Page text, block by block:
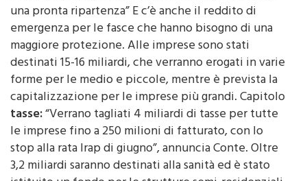
una pronta ripartenza” E c’è anche il reddito di
emergenza per le fasce che hanno bisogno di una
maggiore protezione. Alle imprese sono stati
destinati 15-16 miliardi, che verranno erogati in varie
forme per le medio e piccole, mentre è prevista la
capitalizzazione per le imprese più grandi. Capitolo
tasse:“Verrano tagliati 4 miliardi di tasse per tutte
le imprese fino a 250 milioni di fatturato, con lo
stop alla rata Irap di giugno”, annuncia Conte. Oltre
3,2 miliardi saranno destinati alla sanità ed è stato